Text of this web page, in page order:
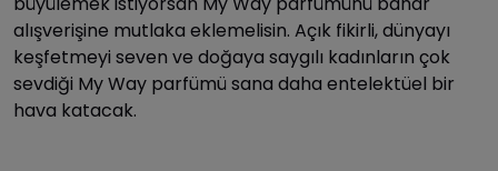
alışverişine mutlaka eklemelisin. Açık fikirli, dünyayı
keşfetmeyi seven ve doğaya saygılı kadınların çok
sevdiği My Way parfümü sana daha entelektüel bir
hava katacak.